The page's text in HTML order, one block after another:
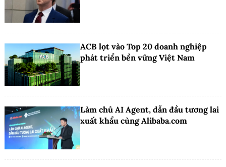
ACB lọt vào Top 20 doanh nghiệp
phát triển bền vững Việt Nam
Làm chủ AI Agent, dẫn đầu tương lai
xuất khẩu cùng Alibaba.com